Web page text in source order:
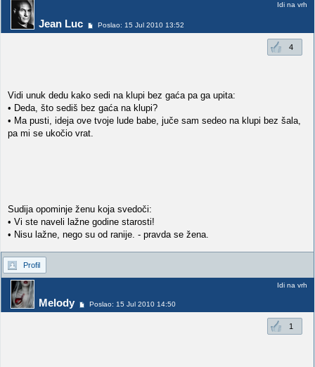
Jean Luc Poslao: 15 Jul 2010 13:52
Idi na vrh
4
Vidi unuk dedu kako sedi na klupi bez gaća pa ga upita:
• Deda, što sediš bez gaća na klupi?
• Ma pusti, ideja ove tvoje lude babe, juče sam sedeo na klupi bez šala,
pa mi se ukočio vrat.
Sudija opominje ženu koja svedoči:
• Vi ste naveli lažne godine starosti!
• Nisu lažne, nego su od ranije. - pravda se žena.
Profil
Melody Poslao: 15 Jul 2010 14:50
Idi na vrh
1